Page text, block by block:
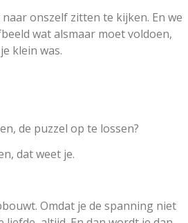
onszelf zitten te kijken. En we
wat alsmaar moet voldoen,
klein was.
de puzzel op te lossen?
dat weet je.
Omdat je de spanning niet